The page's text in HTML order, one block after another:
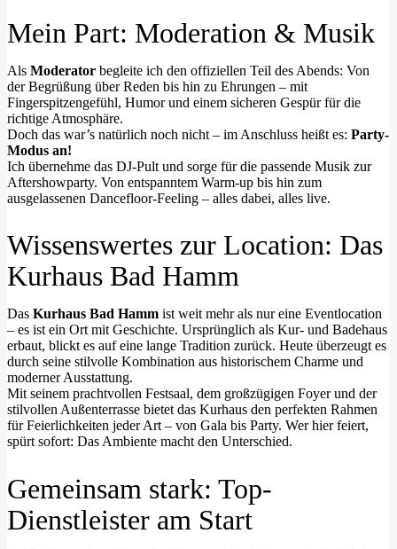
Mein Part: Moderation & Musik
Als Moderator begleite ich den offiziellen Teil des Abends: Von
der Begrüßung über Reden bis hin zu Ehrungen – mit
Fingerspitzengefühl, Humor und einem sicheren Gespür für die
richtige Atmosphäre.
Doch das war’s natürlich noch nicht – im Anschluss heißt es: Party-
Modus an!
Ich übernehme das DJ-Pult und sorge für die passende Musik zur
Aftershowparty. Von entspanntem Warm-up bis hin zum
ausgelassenen Dancefloor-Feeling – alles dabei, alles live.
Wissenswertes zur Location: Das
Kurhaus Bad Hamm
Das Kurhaus Bad Hamm ist weit mehr als nur eine Eventlocation
– es ist ein Ort mit Geschichte. Ursprünglich als Kur- und Badehaus
erbaut, blickt es auf eine lange Tradition zurück. Heute überzeugt es
durch seine stilvolle Kombination aus historischem Charme und
moderner Ausstattung.
Mit seinem prachtvollen Festsaal, dem großzügigen Foyer und der
stilvollen Außenterrasse bietet das Kurhaus den perfekten Rahmen
für Feierlichkeiten jeder Art – von Gala bis Party. Wer hier feiert,
spürt sofort: Das Ambiente macht den Unterschied.
Gemeinsam stark: Top-
Dienstleister am Start